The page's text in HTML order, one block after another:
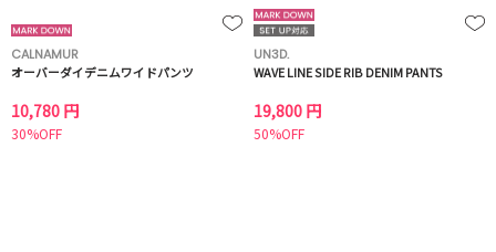
CALNAMUR
オーバーダイデニムワイドパンツ
10,780 円
30%OFF
UN3D.
WAVE LINE SIDE RIB DENIM PANTS
19,800 円
50%OFF